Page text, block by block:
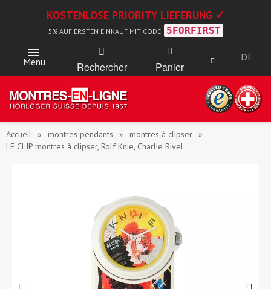
KOSTENLOSE PRIORITY LIEFERUNG ✓
5% AUF ERSTEN EINKAUF MIT CODE 5FORFIRST
Menu Rechercher Panier
DE
Accueil montres pendants
montres à clipser
LE CLIP montres à clipser, Rolf Knie, Charlie Rivel